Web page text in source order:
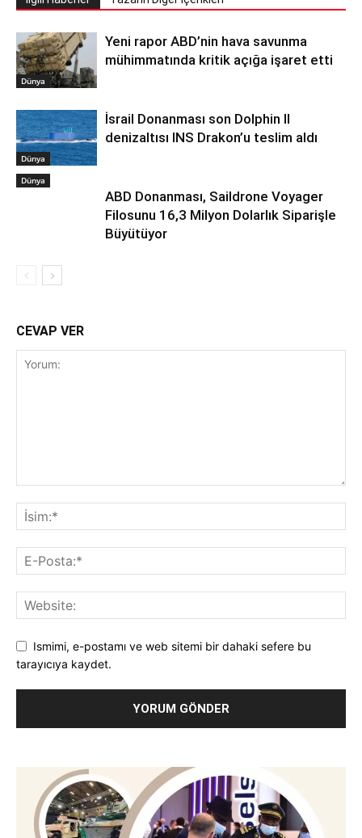
Dünya
Yeni rapor ABD’nin hava savunma
mühimmatında kritik açığa işaret etti
Dünya
İsrail Donanması son Dolphin II
denizaltısı INS Drakon’u teslim aldı
Dünya
ABD Donanması, Saildrone Voyager
Filosunu 16,3 Milyon Dolarlık Siparişle
Büyütüyor
CEVAP VER
Ismimi, e-postamı ve web sitemi bir dahaki sefere bu
tarayıcıya kaydet.